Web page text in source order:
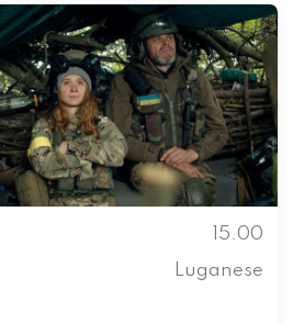
15.00
Luganese